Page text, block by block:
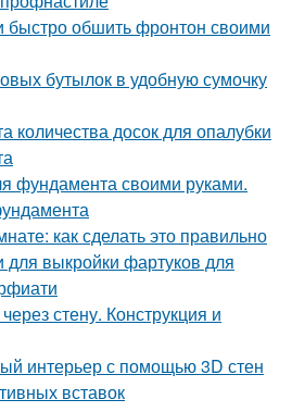
быстро обшить фронтон своими
бутылок в удобную сумочку
количества досок для опалубки
фундамента своими руками.
как сделать это правильно
выкройки фартуков для
стену. Конструкция и
интерьер с помощью 3D стен
вставок